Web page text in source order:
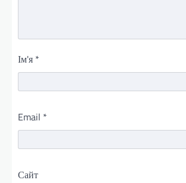
Ім'я *
Email *
Сайт